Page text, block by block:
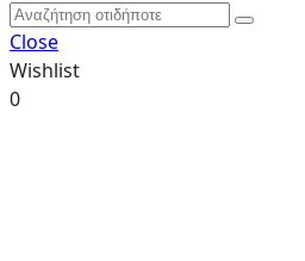
Close
Wishlist
0